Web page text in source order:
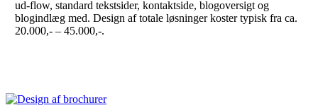
ud-flow, standard tekstsider, kontaktside, blogoversigt og
blogindlæg med. Design af totale løsninger koster typisk fra ca.
20.000,- – 45.000,-.